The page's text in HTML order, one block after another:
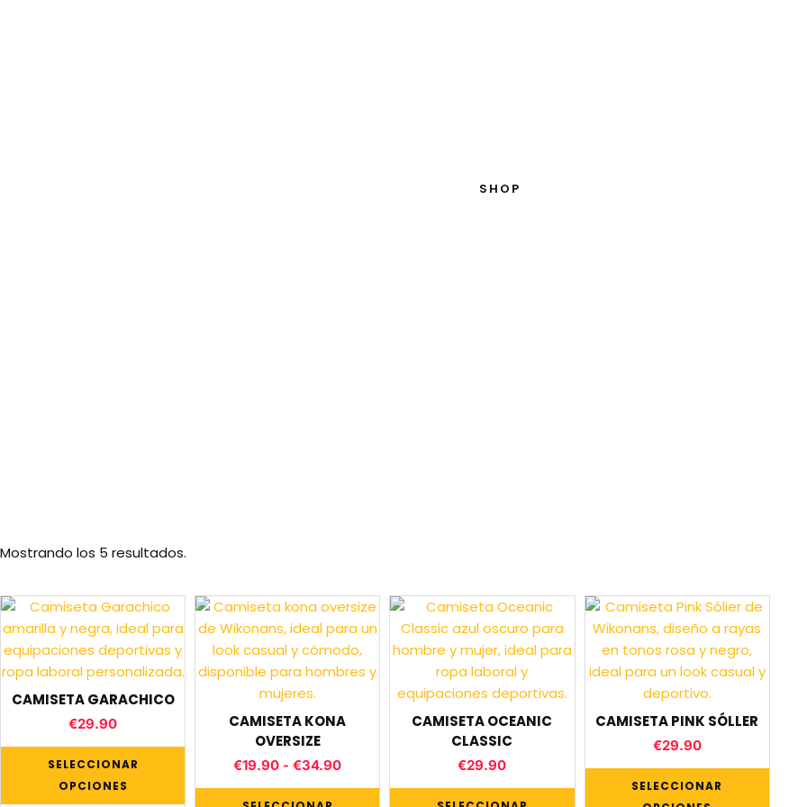
SHOP
Mostrando los 5 resultados.
CAMISETA GARACHICO
€29.90
SELECCIONAR
OPCIONES
CAMISETA KONA
OVERSIZE
€19.90 - €34.90
CAMISETA OCEANIC
CLASSIC
€29.90
CAMISETA PINK SÓLLER
€29.90
SELECCIONAR